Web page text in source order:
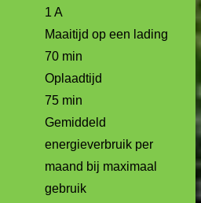
1 A
Maaitijd op een lading
70 min
Oplaadtijd
75 min
Gemiddeld
energieverbruik per
maand bij maximaal
gebruik